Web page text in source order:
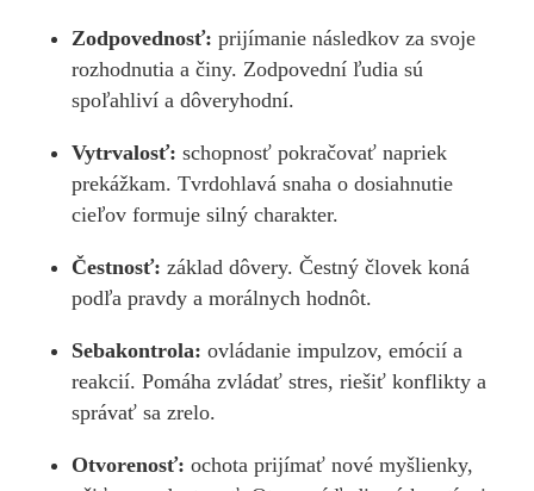
Zodpovednosť:prijímanie následkov za svoje
rozhodnutia a činy. Zodpovední ľudia sú
spoľahliví a dôveryhodní.
Vytrvalosť:schopnosť pokračovať napriek
prekážkam. Tvrdohlavá snaha o dosiahnutie
cieľov formuje silný charakter.
Čestnosť:základ dôvery. Čestný človek koná
podľa pravdy a morálnych hodnôt.
Sebakontrola:ovládanie impulzov, emócií a
reakcií. Pomáha zvládať stres, riešiť konflikty a
správať sa zrelo.
Otvorenosť:ochota prijímať nové myšlienky,